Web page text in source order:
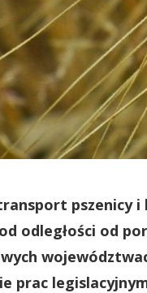
pszenicy
odległości od
prac